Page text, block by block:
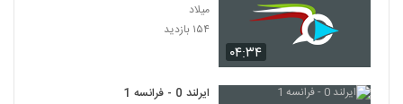
۰۴:۳۴
میلاد
۱۵۴ بازدید
ایرلند 0 - فرانسه 1